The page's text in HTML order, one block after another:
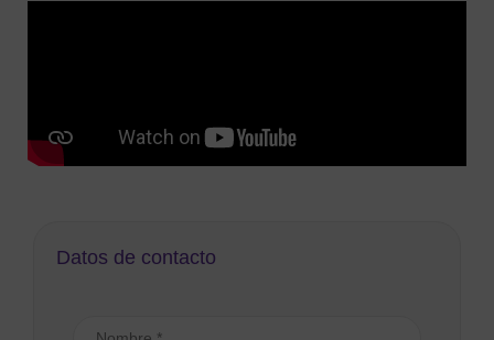
Datos de contacto